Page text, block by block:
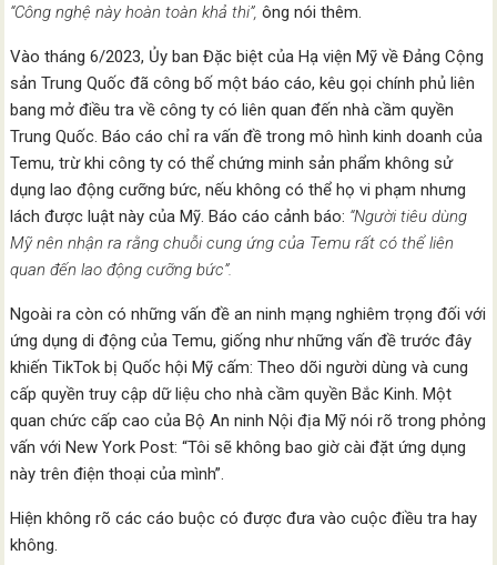
“Công nghệ này hoàn toàn khả thi”, ông nói thêm.
Vào tháng 6/2023, Ủy ban Đặc biệt của Hạ viện Mỹ về Đảng Cộng
sản Trung Quốc đã công bố một báo cáo, kêu gọi chính phủ liên
bang mở điều tra về công ty có liên quan đến nhà cầm quyền
Trung Quốc. Báo cáo chỉ ra vấn đề trong mô hình kinh doanh của
Temu, trừ khi công ty có thể chứng minh sản phẩm không sử
dụng lao động cưỡng bức, nếu không có thể họ vi phạm nhưng
lách được luật này của Mỹ. Báo cáo cảnh báo: “Người tiêu dùng
Mỹ nên nhận ra rằng chuỗi cung ứng của Temu rất có thể liên
quan đến lao động cưỡng bức”.
Ngoài ra còn có những vấn đề an ninh mạng nghiêm trọng đối với
ứng dụng di động của Temu, giống như những vấn đề trước đây
khiến TikTok bị Quốc hội Mỹ cấm: Theo dõi người dùng và cung
cấp quyền truy cập dữ liệu cho nhà cầm quyền Bắc Kinh. Một
quan chức cấp cao của Bộ An ninh Nội địa Mỹ nói rõ trong phỏng
vấn với New York Post: “Tôi sẽ không bao giờ cài đặt ứng dụng
này trên điện thoại của mình”.
Hiện không rõ các cáo buộc có được đưa vào cuộc điều tra hay
không.